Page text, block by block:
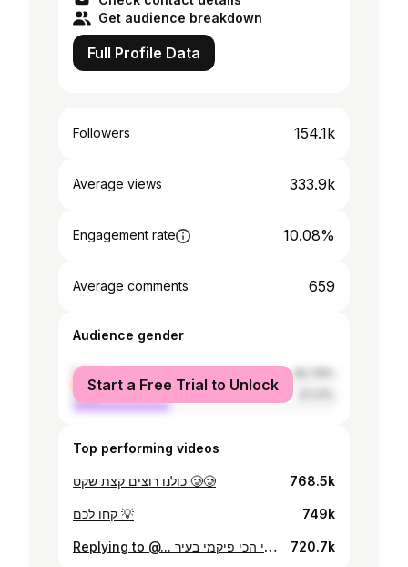
Get audience breakdown
Full Profile Data
Followers 154.1k
Average views 333.9k
Engagement rate 10.08%
Average comments 659
Audience gender
female
male
Start a Free Trial to Unlock
Top performing videos
כולנו רוצים קצת שקט 🥲🥲 768.5k
קחו לכם 💡 749k
Replying to @... מראה מראה שעל הקיר, מי הכי פיקמי בעיר?💁‍♀️✨🥺 #parody #skit #fakesituation #actors #prank #props #comedy #funny #stunt #jokes #friends #scripted #fakesituation⚠️ #fakeeverything #fake #notreal #bestfriends ועכשיו לצוות טיקטוק שמ1חקים לנו סרטונים : Tiktok please dont remove this video! everything is fake!! We’re actors!! 720.7k